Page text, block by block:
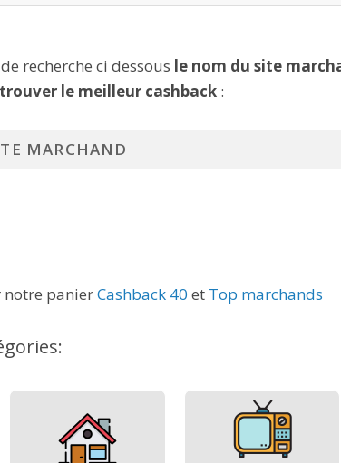
recherche ci dessous le nom du site
trouver le meilleur cashback :
notre panierCashback 40 et Top marchands